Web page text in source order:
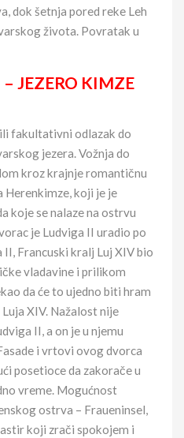
dok šetnja pored reke Leh
života. Povratak u
JEZERO KIMZE
fakultativni odlazak do
jezera. Vožnja do
kroz krajnje romantičnu
koji je je
koje se nalaze na ostrvu
je Ludviga II uradio po
II, Francuski kralj Luj XIV bio
vladavine i prilikom
da će to ujedno biti hram
XIV. Nažalost nije
II, a on je u njemu
i vrtovi ovog dvorca
posetioce da zakorače u
vreme. Mogućnost
ostrva – Fraueninsel,
koji zrači spokojem i